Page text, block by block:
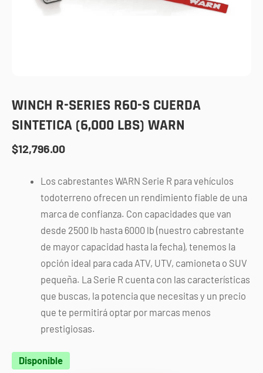
WINCH R-SERIES R60-S CUERDA
SINTETICA (6,000 LBS) WARN
$12,796.00
Los cabrestantes WARN Serie R para vehículos
todoterreno ofrecen un rendimiento fiable de una
marca de confianza. Con capacidades que van
desde 2500 lb hasta 6000 lb (nuestro cabrestante
de mayor capacidad hasta la fecha), tenemos la
opción ideal para cada ATV, UTV, camioneta o SUV
pequeña. La Serie R cuenta con las características
que buscas, la potencia que necesitas y un precio
que te permitirá optar por marcas menos
prestigiosas.
Disponible
Winch